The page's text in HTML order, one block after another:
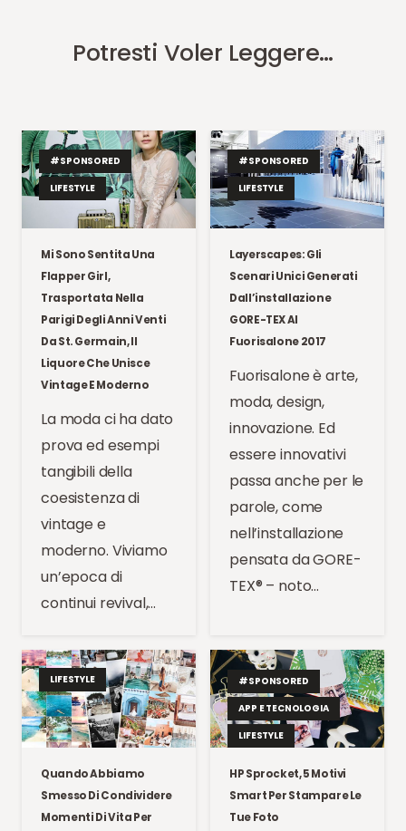
Potresti Voler Leggere…
#SPONSORED
LIFESTYLE
Mi Sono Sentita Una
Flapper Girl,
Trasportata Nella
Parigi Degli Anni Venti
Da St. Germain, Il
Liquore Che Unisce
Vintage E Moderno
La moda ci ha dato
prova ed esempi
tangibili della
coesistenza di
vintage e
moderno. Viviamo
un’epoca di
continui revival,…
#SPONSORED
LIFESTYLE
Layerscapes: Gli
Scenari Unici Generati
Dall’installazione
GORE-TEX Al
Fuorisalone 2017
Fuorisalone è arte,
moda, design,
innovazione. Ed
essere innovativi
passa anche per le
parole, come
nell’installazione
pensata da GORE-
TEX® – noto…
LIFESTYLE
Quando Abbiamo
Smesso Di Condividere
Momenti Di Vita Per
#SPONSORED
APP E TECNOLOGIA
LIFESTYLE
HP Sprocket, 5 Motivi
Smart Per Stampare Le
Tue Foto